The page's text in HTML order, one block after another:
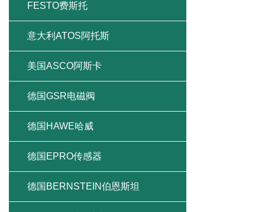
FESTO费斯托
意大利ATOS阿托斯
美国ASCO阿斯卡
德国GSR电磁阀
德国HAWE哈威
德国EPRO传感器
德国BERNSTEIN伯恩斯坦